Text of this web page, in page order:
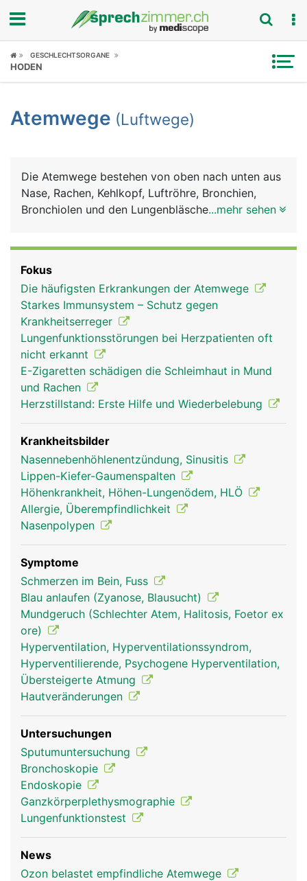
Fokus
Symptome
News
Rubriken
GESCHLECHTSORGANE
HODEN
Atemwege (Luftwege)
Die Atemwege bestehen von oben nach unten aus
Nase, Rachen, Kehlkopf, Luftröhre, Bronchien,
Bronchiolen und den Lungenbläschen, in denen der
Atemwege bezeichnet, von der Luftröhre abwärts
als untere Atemwege. Auf dem Weg zur Lunge
wird die Luft erwärmt, angefeuchtet und gereinigt.
Dies erfolgt über die gut durchbluteten
Schleimhäute der Atemwege, die mit feinsten
Flimmerhärchen ausgestattet sind. Je kälter die
Luft, desto stärker wird die Schleimhaut zur
Erwärmung durchblutet. Die Schleimhaut fängt
ausserdem kleinste eingeatmete Partikel ab (z.B.
Staub, Pollen, Bakterien) und die beweglichen
Flimmerhärchen transportieren den Schleim zurück
in den Rachen wo er entweder geschluckt oder
ausgehustet wird. Zusätzlich zur Reinigung wird
die Atemluft durch die Schleimhaut angefeuchtet.
Flimmerhärchen und Schleimhaut sind sehr
empfindlich und werden durch Reize wie Rauchen,
dauerhaft geschädigt.
...mehr sehen
Fokus
Die häufigsten Erkrankungen der Atemwege
Starkes Immunsystem – Schutz gegen
Krankheitserreger
Lungenfunktionsstörungen bei Herzpatienten oft
nicht erkannt
E-Zigaretten schädigen die Schleimhaut in Mund
und Rachen
Herzstillstand: Erste Hilfe und Wiederbelebung
Krankheitsbilder
Nasennebenhöhlenentzündung, Sinusitis
Lippen-Kiefer-Gaumenspalten
Höhenkrankheit, Höhen-Lungenödem, HLÖ
Allergie, Überempfindlichkeit
Nasenpolypen
Symptome
Schmerzen im Bein, Fuss
Blau anlaufen (Zyanose, Blausucht)
Mundgeruch (Schlechter Atem, Halitosis, Foetor ex
ore)
Hyperventilation, Hyperventilationssyndrom,
Hyperventilierende, Psychogene Hyperventilation,
Übersteigerte Atmung
Hautveränderungen
Untersuchungen
Sputumuntersuchung
Bronchoskopie
Endoskopie
Ganzkörperplethysmographie
Lungenfunktionstest
News
Ozon belastet empfindliche Atemwege